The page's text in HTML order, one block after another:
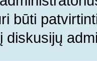
būti
diskusijų